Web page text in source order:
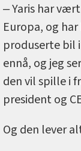
‒ Yaris har
Europa, og
produserte bil i
ennå, og jeg
den vil spille i
president og
Og den lever